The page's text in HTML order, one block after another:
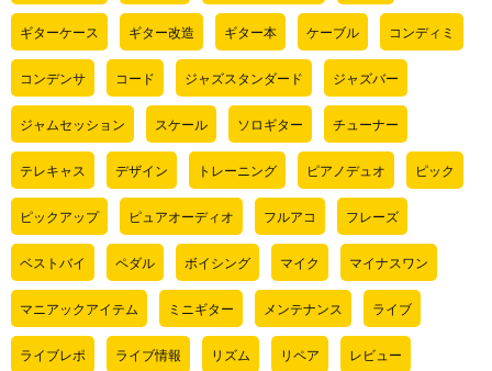
ギターケース ギター改造 ギター本 ケーブル コンディミ
コンデンサ コード ジャズスタンダード ジャズバー
ジャムセッション スケール ソロギター チューナー
テレキャス デザイン トレーニング ピアノデュオ ピック
ピックアップ ピュアオーディオ フルアコ フレーズ
ベストバイ ペダル ボイシング マイク マイナスワン
マニアックアイテム ミニギター メンテナンス ライブ
ライブレポ ライブ情報 リズム リペア レビュー